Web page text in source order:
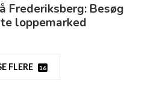
Frederiksberg: Besøg
loppemarked
FLERE 16